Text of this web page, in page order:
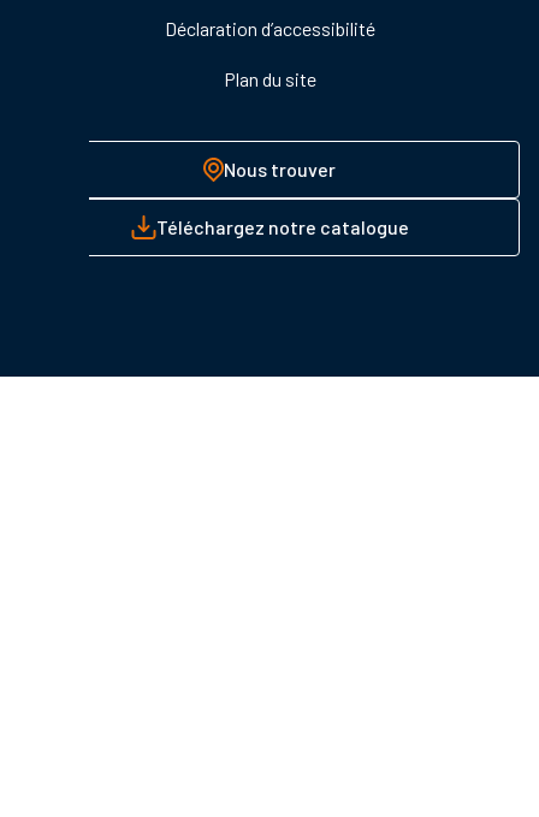
Déclaration d’accessibilité
Plan du site
Nous trouver
Téléchargez notre catalogue